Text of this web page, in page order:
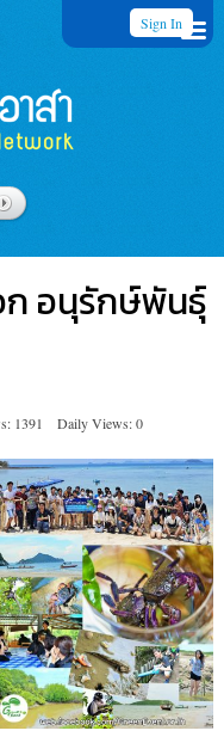
Sign In
ก อนุรักษ์พันธุ์
1391
Daily Views: 0